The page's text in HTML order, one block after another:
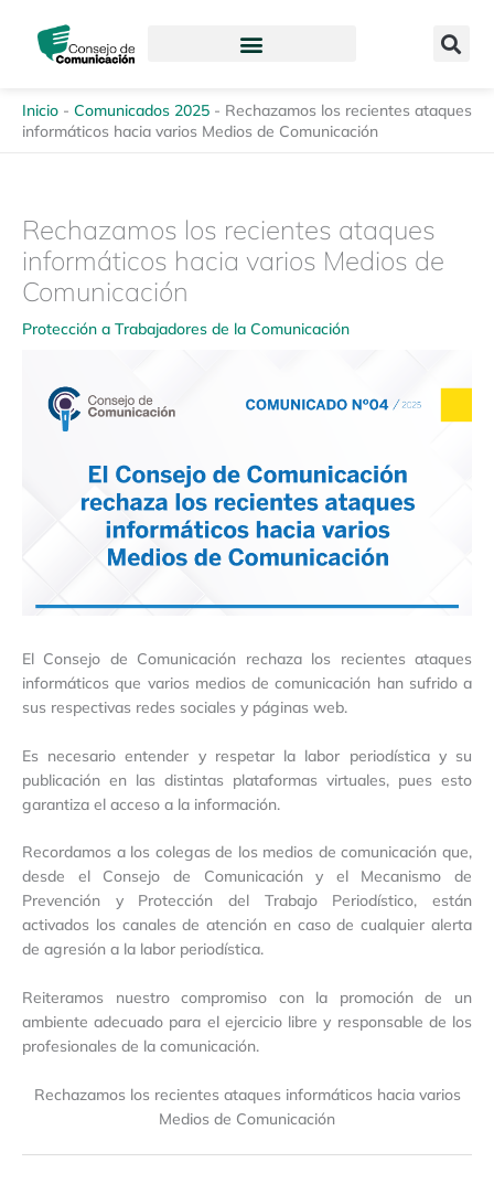
contenido
Inicio - Comunicados 2025 - Rechazamos los recientes ataques
informáticos hacia varios Medios de Comunicación
Rechazamos los recientes ataques
informáticos hacia varios Medios de
Comunicación
Protección a Trabajadores de la Comunicación
El Consejo de Comunicación rechaza los recientes ataques
informáticos que varios medios de comunicación han sufrido a
sus respectivas redes sociales y páginas web.
Es necesario entender y respetar la labor periodística y su
publicación en las distintas plataformas virtuales, pues esto
garantiza el acceso a la información.
Recordamos a los colegas de los medios de comunicación que,
desde el Consejo de Comunicación y el Mecanismo de
Prevención y Protección del Trabajo Periodístico, están
activados los canales de atención en caso de cualquier alerta
de agresión a la labor periodística.
Reiteramos nuestro compromiso con la promoción de un
ambiente adecuado para el ejercicio libre y responsable de los
profesionales de la comunicación.
Rechazamos los recientes ataques informáticos hacia varios
Medios de Comunicación